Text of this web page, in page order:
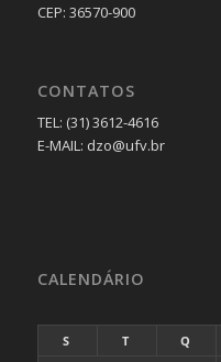
CEP: 36570-900
CONTATOS
TEL: (31) 3612-4616
E-MAIL: dzo@ufv.br
CALENDÁRIO
S T Q